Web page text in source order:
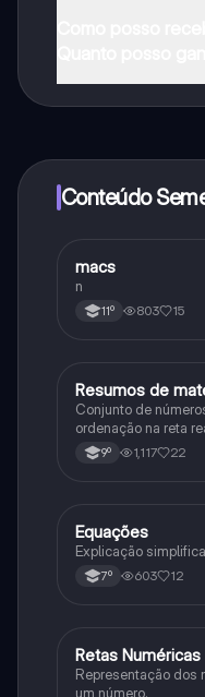
Conteúdo
Matemática
macs
n
11º 803 15
Matemática
Resumos de
Conjunto de
ordenação na reta
ordem R,
valores
9º 1,117 22
Matemática
Equações
Explicação
7º 603 12
Matemática
Retas Numéricas
Representação dos
um número.